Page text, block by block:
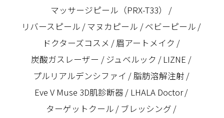
マッサージピール（PRX-T33）
リバースピール
マヌカピール
ベビーピール
ドクターズコスメ
眉アートメイク
炭酸ガスレーザー
ジュベルック
LIZNE
プルリアルデンシファイ
脂肪溶解注射
Eve V Muse 3D肌診断器
LHALA Doctor
ターゲットクール
ブレッシング